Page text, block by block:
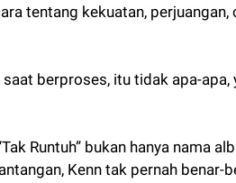
tentang kekuatan,
berproses, itu tidak apa-
Runtuh” bukan hanya nama
Kenn tak pernah benar-